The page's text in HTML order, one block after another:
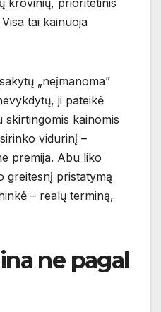
krovinių, prioritetinis
tai kainuoja
„neįmanoma”
ji pateikė
kainomis
vidurinį –
premija. Abu liko
greitesnį pristatymą
– realų terminą,
ne pagal